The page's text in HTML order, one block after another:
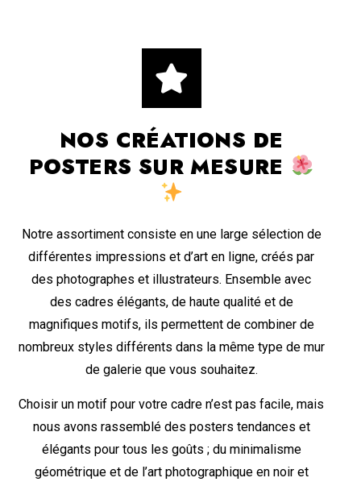
NOS CRÉATIONS DE
POSTERS SUR MESURE
Notre assortiment consiste en une large sélection de
différentes impressions et d’art en ligne, créés par
des photographes et illustrateurs. Ensemble avec
des cadres élégants, de haute qualité et de
magnifiques motifs, ils permettent de combiner de
nombreux styles différents dans la même type de mur
de galerie que vous souhaitez.
Choisir un motif pour votre cadre n’est pas facile, mais
nous avons rassemblé des posters tendances et
élégants pour tous les goûts ; du minimalisme
géométrique et de l’art photographique en noir et